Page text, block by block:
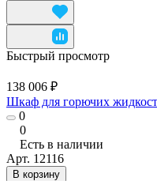
Быстрый просмотр
138 006 ₽
Шкаф для горючих
0
0
Есть в наличии
Арт. 12116
В корзину